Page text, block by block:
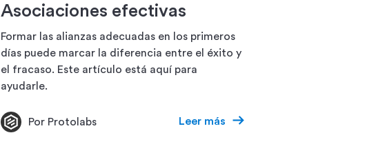
Asociaciones efectivas
Formar las alianzas adecuadas en los primeros
días puede marcar la diferencia entre el éxito y
el fracaso. Este artículo está aquí para
ayudarle.
Por Protolabs Leer más